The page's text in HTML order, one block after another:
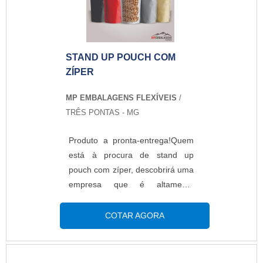
proteção e com as melhores
soluções para embalagens
plásticas.MAIS DETALHES
PERSONALIZADOA MP
Embalagens Flexíveis foca sua
STAND UP POUCH COM
ZÍPER
MP EMBALAGENS FLEXÍVEIS /
TRÊS PONTAS - MG
Produto a pronta-entrega!Quem
está à procura de stand up
pouch com zíper, descobrirá uma
empresa que é altamente
orçamento detalhado na melhor
companhia do segmento e
encontrando sofisticação e preço
COTAR AGORA